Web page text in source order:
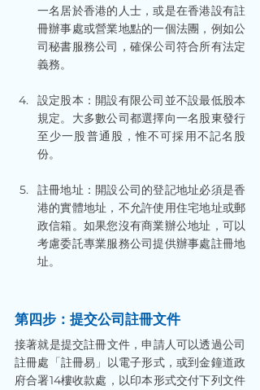
一名居於香港的人士，或是在香港設有註
冊辦事處或營業地點的一個法團，例如公
司秘書服務公司，確保公司符合所有法定
義務。
設定股本：開設有限公司並不設最低股本
規定。大多數公司都選擇向一名股東發行
至少一股普通股，惟不可採用不記名股
份。
註冊地址：開設公司的登記地址必須是香
港的實體地址，不允許使用住宅地址或郵
政信箱。如果您沒有商業辦公地址，可以
考慮委託專業服務公司提供辦事處註冊地
址。
第四步：提交公司註冊文件
接著就是提交註冊文件，申請人可以透過公司
註冊處「註冊易」以電子形式，或到金鐘道政
府合署14樓收款處，以印本形式交付下列文件